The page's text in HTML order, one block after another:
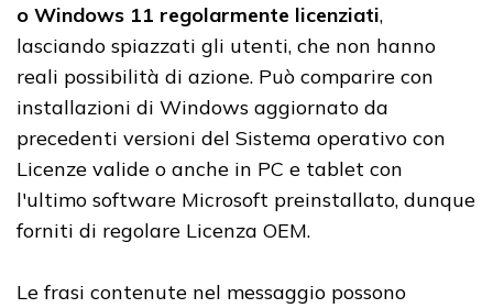
o Windows 11 regolarmente licenziati,
lasciando spiazzati gli utenti, che non hanno
reali possibilità di azione. Può comparire con
installazioni di Windows aggiornato da
precedenti versioni del Sistema operativo con
Licenze valide o anche in PC e tablet con
l'ultimo software Microsoft preinstallato, dunque
forniti di regolare Licenza OEM.
Le frasi contenute nel messaggio possono